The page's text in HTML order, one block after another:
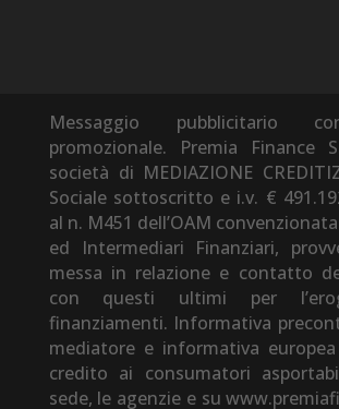
Messaggio pubblicitario
promozionale. Premia Finance
società di MEDIAZIONE
Sociale sottoscritto e i.v. €
al n. M451 dell’OAM
ed Intermediari Finanziari,
messa in relazione e contatto
con questi ultimi per
finanziamenti. Informativa
mediatore e informativa
credito ai consumatori
sede, le agenzie e su